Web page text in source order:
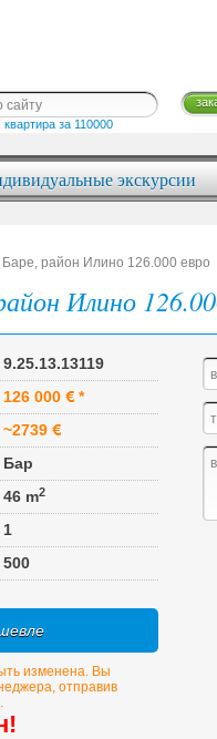
квартира за 110000
экскурсии
район Илино 126.000 евро
Илино
9.25.13.13119
126 000 *
~2739
Бар
46 m2
1
500
изменена. Вы
отправив